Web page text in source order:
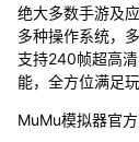
绝大多数手游及
多种操作系统，
支持240帧超高
能，全方位满足
MuMu模拟器官方